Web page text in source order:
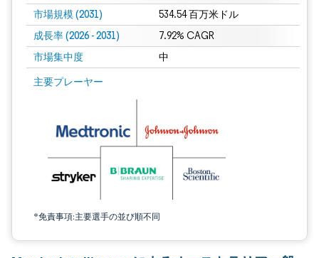
市場規模 (2031) 534.54 百万米ドル
成長率 (2026 - 2031) 7.92% CAGR
市場集中度 中
主要プレーヤー
*免責事項:主要選手の並び順不同
画像 © Mordor Intelligence。再利用にはCC BY 4.0の表示が必要です。